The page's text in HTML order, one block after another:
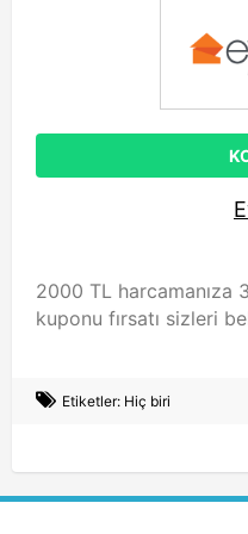
2000 TL harcamanıza
kuponu fırsatı sizleri
Etiketler: Hiç biri